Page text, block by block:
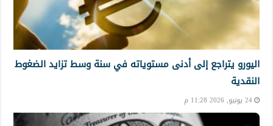
اليورو يتراجع إلى أدنى مستوياته في سنة وسط تزايد الضغوط
النقدية
24 يونيو, 2026 11:28 م